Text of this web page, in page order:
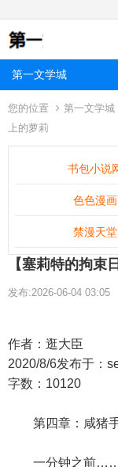
第一文学城
您的位置 第一文学城
上的萝莉
书包小说
色色漫画
禁漫天堂
【塞莉特的拘束
发布:2026-06-04 03:05
作者：逛大臣
2020/8/6发布于：
字数：10120
第四章：咸猪手
一分钟之前